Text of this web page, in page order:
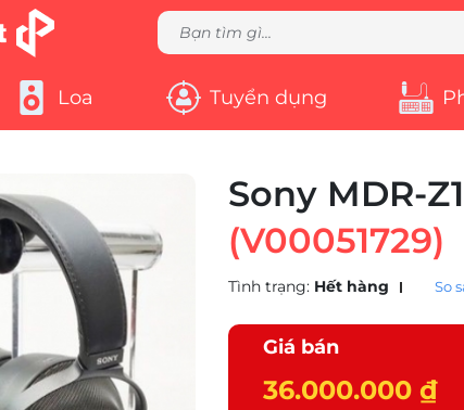
Loa Tuyển dụng
Sony MDR-
(V00051729)
Tình trạng: Hết hàng So
Giá bán
36.000.000 ₫